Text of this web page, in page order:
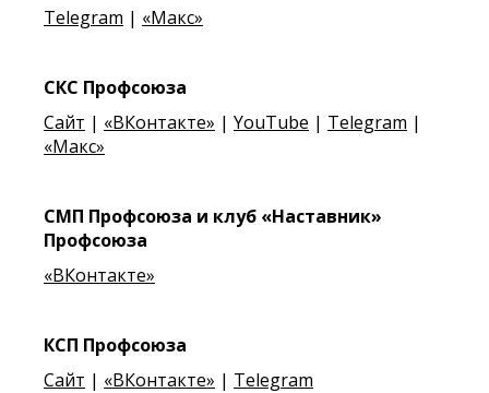
Telegram | «Макс»
СКС Профсоюза
Сайт | «ВКонтакте» | YouTube | Telegram |
«Макс»
СМП Профсоюза и клуб «Наставник»
Профсоюза
«ВКонтакте»
КСП Профсоюза
Сайт | «ВКонтакте» | Telegram